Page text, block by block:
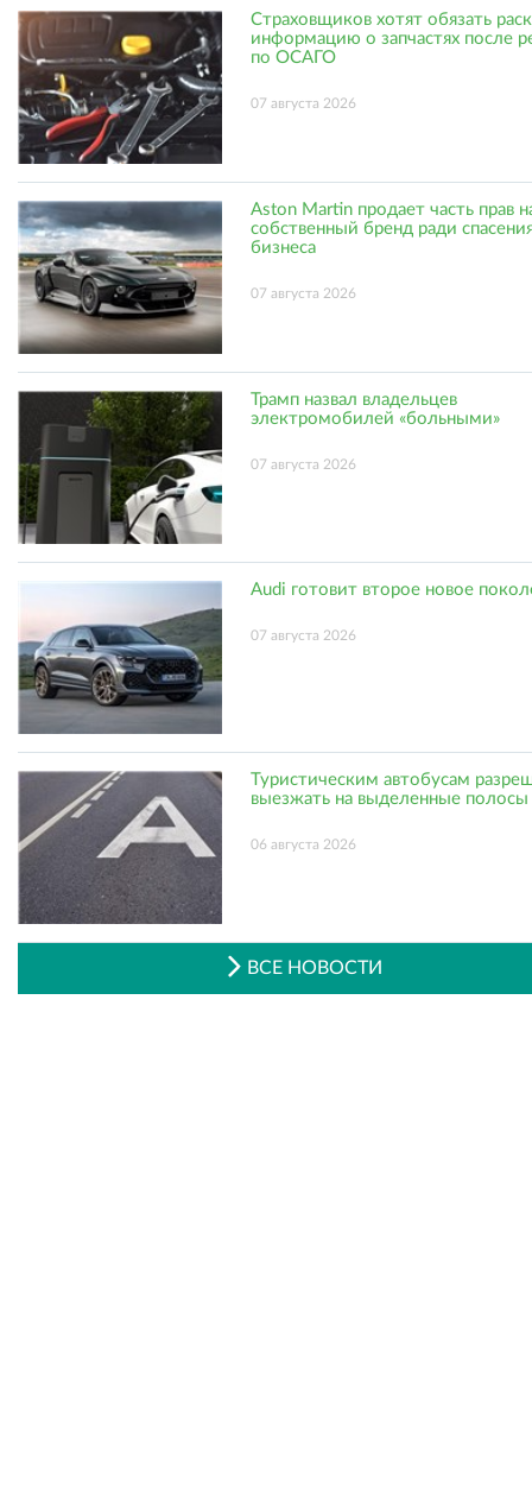
Страховщиков хотят обязать
информацию о запчастях после
по ОСАГО
07 августа 2026
Aston Martin продает часть прав
собственный бренд ради
бизнеса
07 августа 2026
Трамп назвал владельцев
электромобилей «больными»
07 августа 2026
Audi готовит второе новое
07 августа 2026
Туристическим автобусам
выезжать на выделенные полосы
06 августа 2026
ВСЕ НОВОСТИ